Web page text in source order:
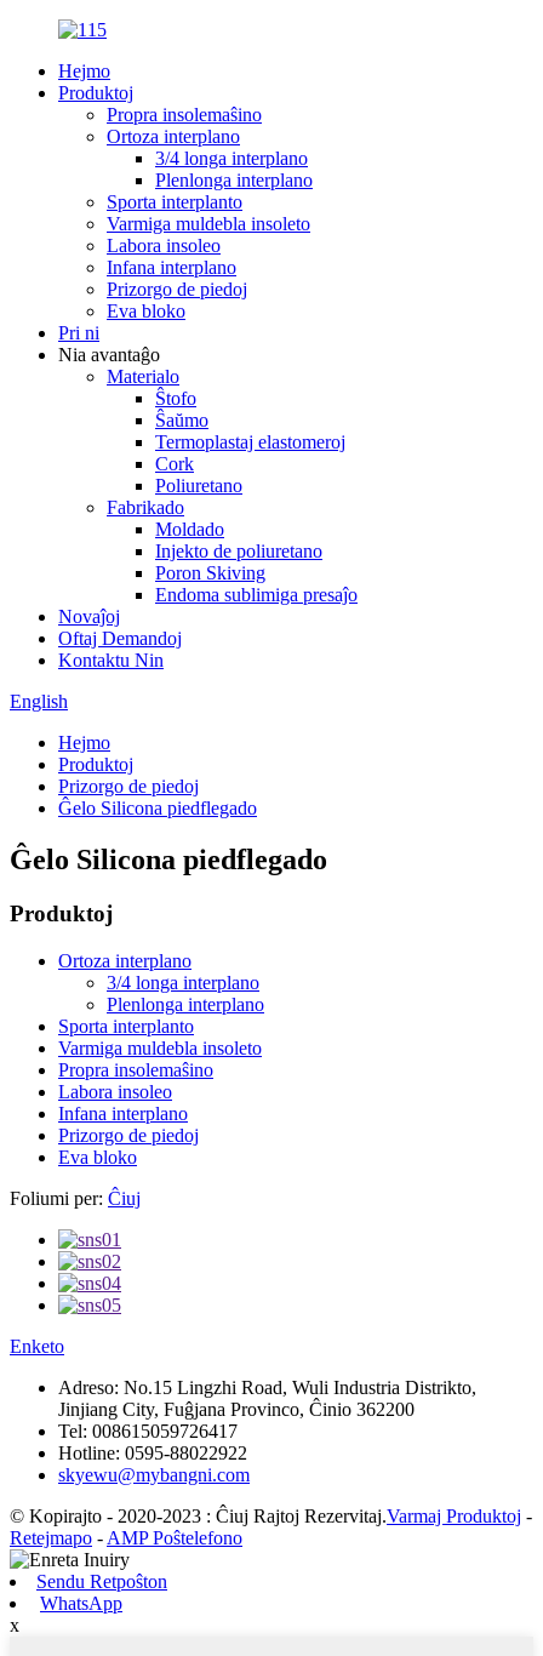
Hejmo
Produktoj
Propra insolemaŝino
Ortoza interplano
3/4 longa interplano
Plenlonga interplano
Sporta interplanto
Varmiga muldebla insoleto
Labora insoleo
Infana interplano
Prizorgo de piedoj
Eva bloko
Pri ni
Nia avantaĝo
Materialo
Ŝtofo
Ŝaŭmo
Termoplastaj elastomeroj
Cork
Poliuretano
Fabrikado
Moldado
Injekto de poliuretano
Poron Skiving
Endoma sublimiga presaĵo
Novaĵoj
Oftaj Demandoj
Kontaktu Nin
English
Hejmo
Produktoj
Prizorgo de piedoj
Ĝelo Silicona piedflegado
Ĝelo Silicona piedflegado
Produktoj
Ortoza interplano
3/4 longa interplano
Plenlonga interplano
Sporta interplanto
Varmiga muldebla insoleto
Propra insolemaŝino
Labora insoleo
Infana interplano
Prizorgo de piedoj
Eva bloko
Foliumi per: Ĉiuj
Enketo
Adreso: No.15 Lingzhi Road, Wuli Industria Distrikto,
Jinjiang City, Fuĝjana Provinco, Ĉinio 362200
Tel: 008615059726417
Hotline: 0595-88022922
skyewu@mybangni.com
© Kopirajto - 2020-2023 : Ĉiuj Rajtoj Rezervitaj.Varmaj Produktoj -
Retejmapo - AMP Poŝtelefono
Sendu Retpoŝton
WhatsApp
x